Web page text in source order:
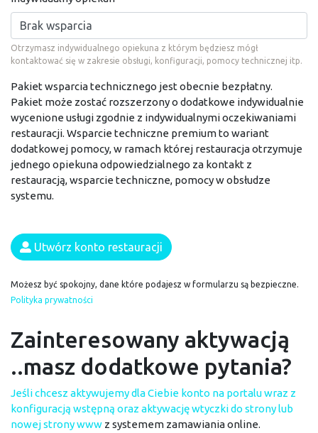
Otrzymasz indywidualnego opiekuna z którym będziesz mógł
kontaktować się w zakresie obsługi, konfiguracji, pomocy technicznej itp.
Pakiet wsparcia technicznego jest obecnie bezpłatny.
Pakiet może zostać rozszerzony o dodatkowe indywidualnie
wycenione usługi zgodnie z indywidualnymi oczekiwaniami
restauracji. Wsparcie techniczne premium to wariant
dodatkowej pomocy, w ramach której restauracja otrzymuje
jednego opiekuna odpowiedzialnego za kontakt z
restauracją, wsparcie techniczne, pomocy w obsłudze
systemu.
Utwórz konto restauracji
Możesz być spokojny, dane które podajesz w formularzu są bezpieczne.
Polityka prywatności
Zainteresowany aktywacją
..masz dodatkowe pytania?
Jeśli chcesz aktywujemy dla Ciebie konto na portalu wraz z
konfiguracją wstępną oraz aktywację wtyczki do strony lub
nowej strony www z systemem zamawiania online.